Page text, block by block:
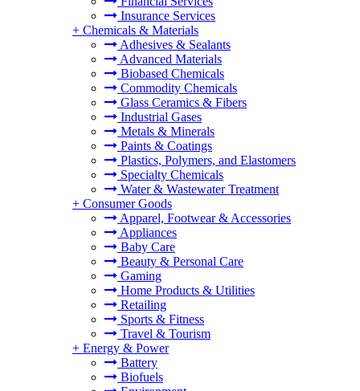
Insurance Services
+ Chemicals & Materials
Adhesives & Sealants
Advanced Materials
Biobased Chemicals
Commodity Chemicals
Glass Ceramics & Fibers
Industrial Gases
Metals & Minerals
Paints & Coatings
Plastics, Polymers, and Elastomers
Specialty Chemicals
Water & Wastewater Treatment
+ Consumer Goods
Apparel, Footwear & Accessories
Appliances
Baby Care
Beauty & Personal Care
Gaming
Home Products & Utilities
Retailing
Sports & Fitness
Travel & Tourism
+ Energy & Power
Battery
Biofuels